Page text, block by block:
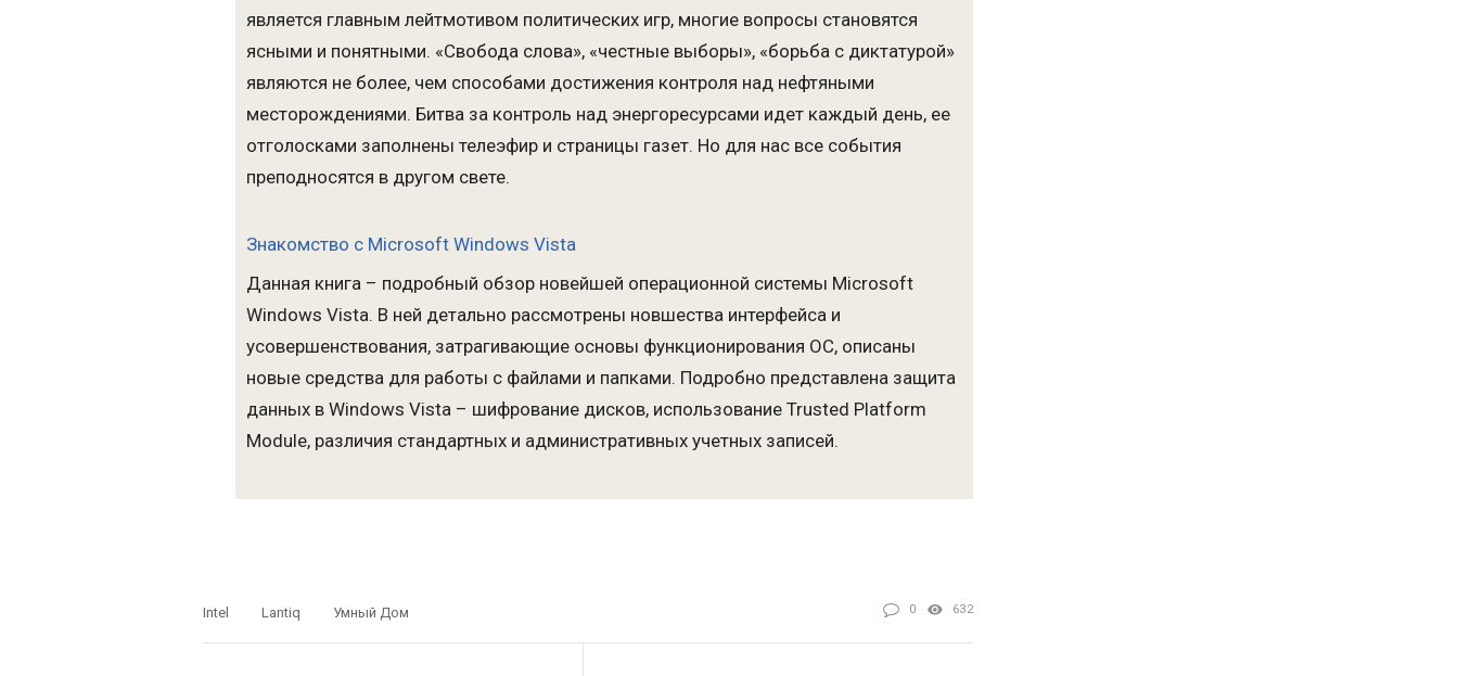
является главным лейтмотивом политических игр, многие вопросы становятся
ясными и понятными. «Свобода слова», «честные выборы», «борьба с диктатурой»
являются не более, чем способами достижения контроля над нефтяными
месторождениями. Битва за контроль над энергоресурсами идет каждый день, ее
отголосками заполнены телеэфир и страницы газет. Но для нас все события
преподносятся в другом свете.
Знакомство с Microsoft Windows Vista
Данная книга – подробный обзор новейшей операционной системы Microsoft
Windows Vista. В ней детально рассмотрены новшества интерфейса и
усовершенствования, затрагивающие основы функционирования ОС, описаны
новые средства для работы с файлами и папками. Подробно представлена защита
данных в Windows Vista – шифрование дисков, использование Trusted Platform
Module, различия стандартных и административных учетных записей.
Intel Lantiq Умный Дом 0 632